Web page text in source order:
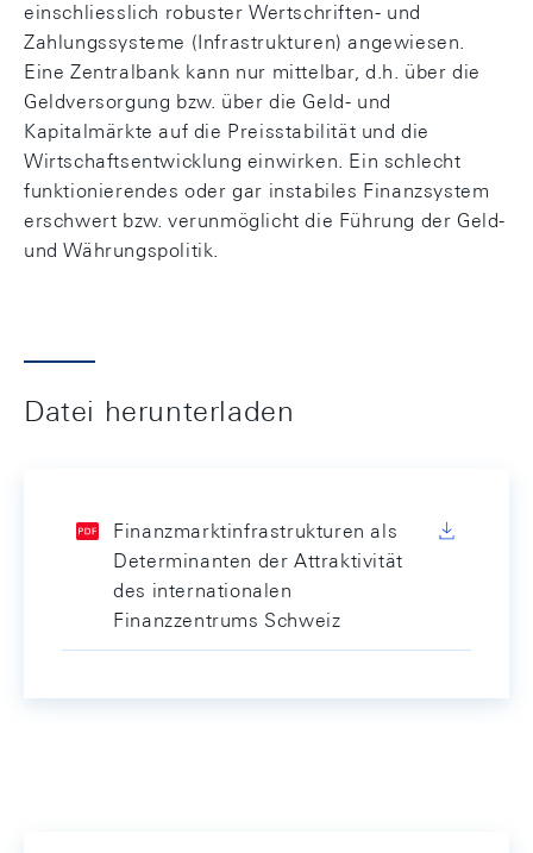
einschliesslich robuster Wertschriften- und
Zahlungssysteme (Infrastrukturen) angewiesen.
Eine Zentralbank kann nur mittelbar, d.h. über die
Geldversorgung bzw. über die Geld- und
Kapitalmärkte auf die Preisstabilität und die
Wirtschaftsentwicklung einwirken. Ein schlecht
funktionierendes oder gar instabiles Finanzsystem
erschwert bzw. verunmöglicht die Führung der Geld-
und Währungspolitik.
Datei herunterladen
Finanzmarktinfrastrukturen als
Determinanten der Attraktivität
des internationalen
Finanzzentrums Schweiz